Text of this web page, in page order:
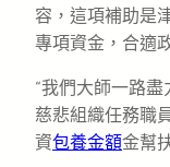
容，這項補助是
專項資金，合適
“我們大師一路
慈悲組織任務職
資包養金額金幫